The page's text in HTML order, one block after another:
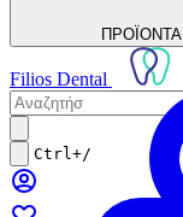
ΠΡΟΪΟΝΤΑ
Filios Dental
Ctrl+/